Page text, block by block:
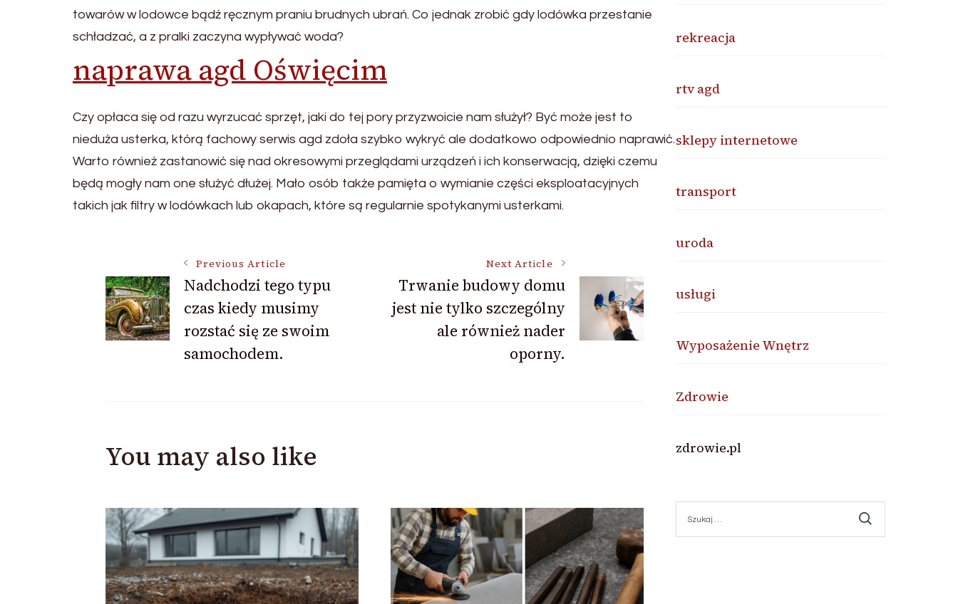
towarów w lodowce bądź ręcznym praniu brudnych ubrań. Co jednak zrobić gdy lodówka przestanie
schładzać, a z pralki zaczyna wypływać woda?
naprawa agd Oświęcim
Czy opłaca się od razu wyrzucać sprzęt, jaki do tej pory przyzwoicie nam służył? Być może jest to
nieduża usterka, którą fachowy serwis agd zdoła szybko wykryć ale dodatkowo odpowiednio naprawić.
Warto również zastanowić się nad okresowymi przeglądami urządzeń i ich konserwacją, dzięki czemu
będą mogły nam one służyć dłużej. Mało osób także pamięta o wymianie części eksploatacyjnych
takich jak filtry w lodówkach lub okapach, które są regularnie spotykanymi usterkami.
Post
Navigation
Previous Article
Nadchodzi tego typu
czas kiedy musimy
rozstać się ze swoim
samochodem.
Next Article
Trwanie budowy domu
jest nie tylko szczególny
ale również nader
oporny.
You may also like
rekreacja
rtv agd
sklepy internetowe
transport
uroda
usługi
Wyposażenie Wnętrz
Zdrowie
zdrowie.pl